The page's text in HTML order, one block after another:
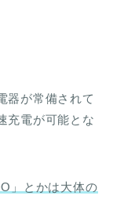
器が常備されて
充電が可能とな
」とかは大体の